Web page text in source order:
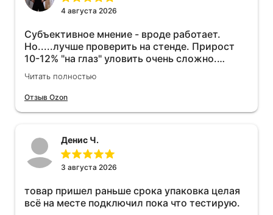
4 августа 2026
Субъективное мнение - вроде работает.
Но.....лучше проверить на стенде. Прирост
10-12% "на глаз" уловить очень сложно.
Покатаюсь, потом отключу и посмотрю, что
будет 😁.
Читать полностью
Отзыв Ozon
Денис Ч.
3 августа 2026
товар пришел раньше срока упаковка целая
всё на месте подключил пока что тестирую.